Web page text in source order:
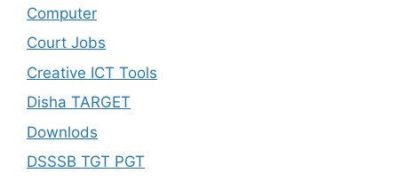
Computer
Court Jobs
Creative ICT Tools
Disha TARGET
Downlods
DSSSB TGT PGT